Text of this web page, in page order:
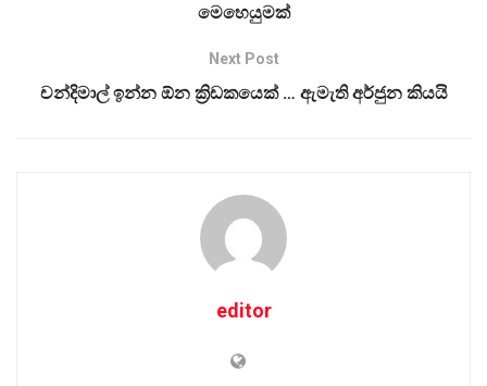
මෙහෙයුමක්
Next Post
චන්දිමාල් ඉන්න ඕන ක්‍රිඩකයෙක් … ඇමැති අර්ජුන කියයි
editor